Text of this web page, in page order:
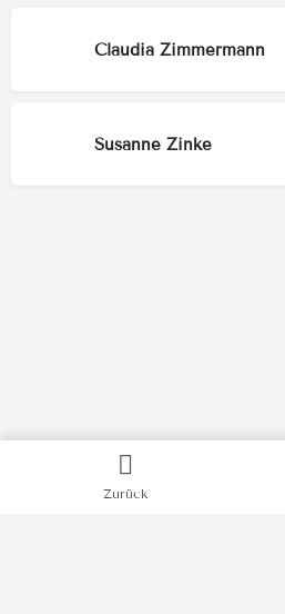
Claudia Zimmermann
Susanne Zinke
Zurück